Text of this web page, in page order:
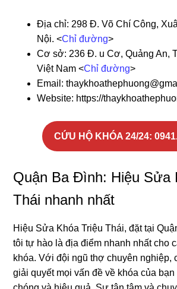
Địa chỉ: 298 Đ. Võ Chí Công,
Nội. <Chỉ đường>
Cơ sở: 236 Đ. u Cơ, Quảng An,
Việt Nam <Chỉ đường>
Email:
Website: https://
CỨU HỘ KHÓA 24/24:
Quận Ba Đình: Hiệu Sửa
Thái nhanh nhất
Hiệu Sửa Khóa Triệu Thái, đặt tại
tôi tự hào là địa điểm nhanh nhất cho
khóa. Với đội ngũ thợ chuyên nghiệp,
giải quyết mọi vấn đề về khóa của